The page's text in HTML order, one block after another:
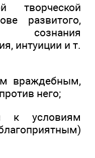
творческой
развитого,
сознания
интуиции и т.
враждебным,
него;
к условиям